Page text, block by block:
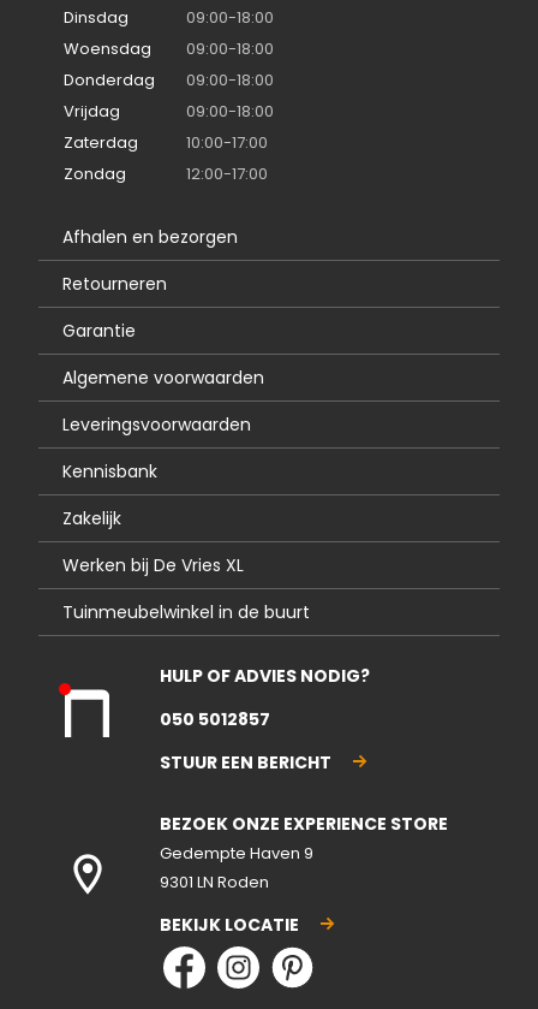
Dinsdag
09:00-18:00
Woensdag
09:00-18:00
Donderdag
09:00-18:00
Vrijdag
09:00-18:00
Zaterdag
10:00-17:00
Zondag
12:00-17:00
Afhalen en bezorgen
Retourneren
Garantie
Algemene voorwaarden
Leveringsvoorwaarden
Kennisbank
Zakelijk
Werken bij De Vries XL
Tuinmeubelwinkel in de buurt
nte
ote
n
HULP OF ADVIES NODIG?
050 5012857
STUUR EEN BERICHT
BEZOEK ONZE EXPERIENCE STORE
Gedempte Haven 9
9301 LN Roden
BEKIJK LOCATIE